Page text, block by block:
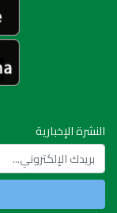
النشرة الإخبارية